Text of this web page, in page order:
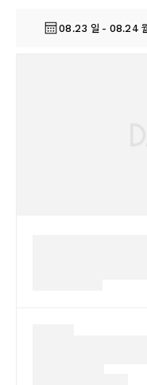
08.23 일 - 08.24